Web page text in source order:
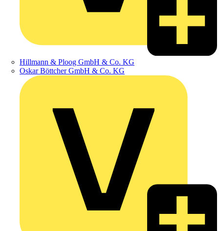
Hillmann & Ploog GmbH & Co. KG
Oskar Böttcher GmbH & Co. KG